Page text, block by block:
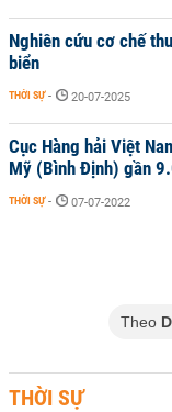
Nghiên cứu cơ chế
biển
THỜI SỰ - 20-07-2025
Cục Hàng hải Việt
Mỹ (Bình Định) gần
THỜI SỰ - 07-07-2022
Theo
THỜI SỰ